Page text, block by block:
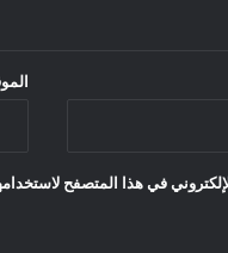
في هذا المتصفح